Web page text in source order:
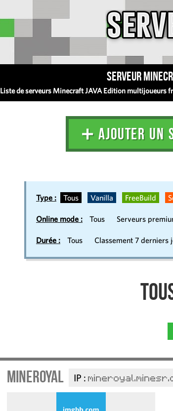
Serveur
Liste de serveurs Minecraft JAVA Edition multijoueurs
➕ AJOUTER UN
Type : Tous Vanilla FreeBuild
Online mode : Tous Serveurs
Durée : Tous Classement 7 derniers
Mineroyal IP :